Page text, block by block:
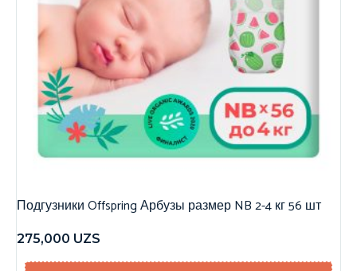
Подгузники Offspring Арбузы размер NB 2-4 кг 56 шт
275,000 UZS